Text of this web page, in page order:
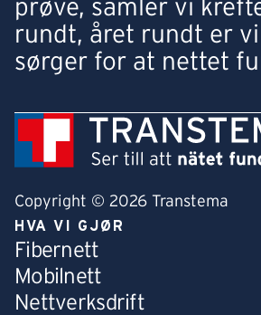
prøve, samler vi
rundt, året rundt er
sørger for at nettet
Copyright © 2026 Transtema
HVA VI GJØR
Fibernett
Mobilnett
Nettverksdrift